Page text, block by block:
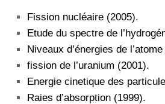
Fission nucléaire (2005).
Etude du spectre de
Niveaux d’énergies de
fission de l’uranium (2001).
Energie cinetique des
Raies d’absorption (1999).